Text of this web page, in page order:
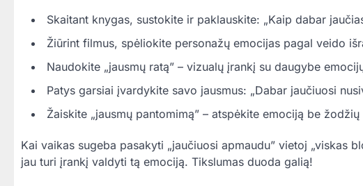
Skaitant knygas, sustokite ir paklauskite: „Kaip dabar
Žiūrint filmus, spėliokite personažų emocijas pagal veido
Naudokite „jausmų ratą” – vizualų įrankį su daugybe
Patys garsiai įvardykite savo jausmus: „Dabar jaučiuosi
Žaiskite „jausmų pantomimą” – atspėkite emociją be žodžių
Kai vaikas sugeba pasakyti „jaučiuosi apmaudu” vietoj „viskas
jau turi įrankį valdyti tą emociją. Tikslumas duoda galią!